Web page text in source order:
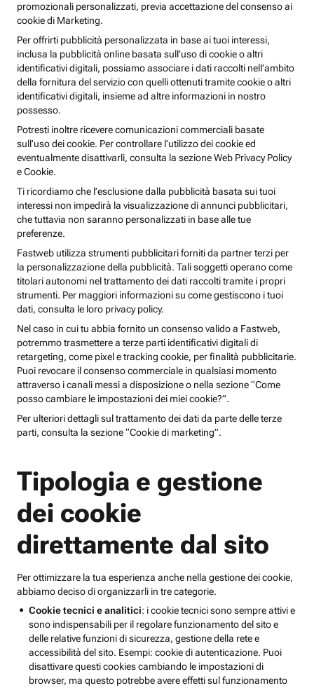
promozionali personalizzati, previa accettazione del consenso ai
cookie di Marketing.
Per offrirti pubblicità personalizzata in base ai tuoi interessi,
inclusa la pubblicità online basata sull’uso di cookie o altri
identificativi digitali, possiamo associare i dati raccolti nell’ambito
della fornitura del servizio con quelli ottenuti tramite cookie o altri
identificativi digitali, insieme ad altre informazioni in nostro
possesso.
Potresti inoltre ricevere comunicazioni commerciali basate
sull’uso dei cookie. Per controllare l’utilizzo dei cookie ed
eventualmente disattivarli, consulta la sezione Web Privacy Policy
e Cookie.
Ti ricordiamo che l’esclusione dalla pubblicità basata sui tuoi
interessi non impedirà la visualizzazione di annunci pubblicitari,
che tuttavia non saranno personalizzati in base alle tue
preferenze.
Fastweb utilizza strumenti pubblicitari forniti da partner terzi per
la personalizzazione della pubblicità. Tali soggetti operano come
titolari autonomi nel trattamento dei dati raccolti tramite i propri
strumenti. Per maggiori informazioni su come gestiscono i tuoi
dati, consulta le loro privacy policy.
Nel caso in cui tu abbia fornito un consenso valido a Fastweb,
potremmo trasmettere a terze parti identificativi digitali di
retargeting, come pixel e tracking cookie, per finalità pubblicitarie.
Puoi revocare il consenso commerciale in qualsiasi momento
attraverso i canali messi a disposizione o nella sezione “Come
posso cambiare le impostazioni dei miei cookie?”.
Per ulteriori dettagli sul trattamento dei dati da parte delle terze
parti, consulta la sezione “Cookie di marketing”.
Tipologia e gestione
dei cookie
direttamente dal sito
Per ottimizzare la tua esperienza anche nella gestione dei cookie,
abbiamo deciso di organizzarli in tre categorie.
Cookie tecnici e analitici: i cookie tecnici sono sempre attivi e
sono indispensabili per il regolare funzionamento del sito e
delle relative funzioni di sicurezza, gestione della rete e
accessibilità del sito. Esempi: cookie di autenticazione. Puoi
disattivare questi cookies cambiando le impostazioni di
browser, ma questo potrebbe avere effetti sul funzionamento